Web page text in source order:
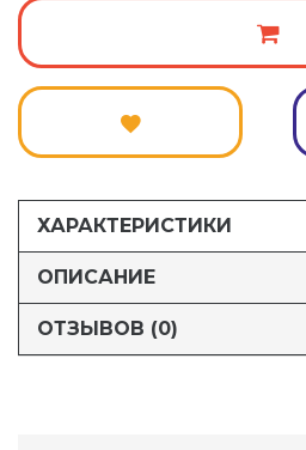
ХАРАКТЕРИСТИКИ
ОПИСАНИЕ
ОТЗЫВОВ (0)